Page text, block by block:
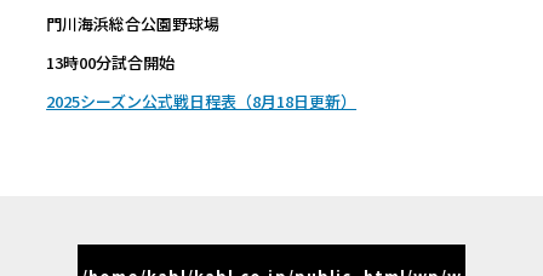
門川海浜総合公園野球場
13時00分試合開始
2025シーズン公式戦日程表（8月18日更新）